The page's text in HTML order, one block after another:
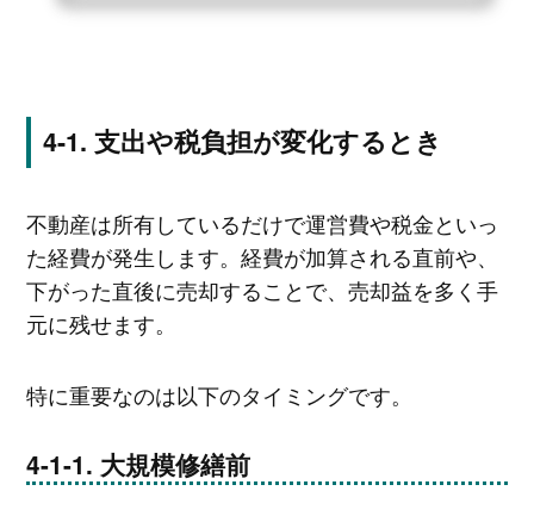
支出や税負担が変化するとき
不動産は所有しているだけで運営費や税金といっ
た経費が発生します。経費が加算される直前や、
下がった直後に売却することで、売却益を多く手
元に残せます。
特に重要なのは以下のタイミングです。
大規模修繕前